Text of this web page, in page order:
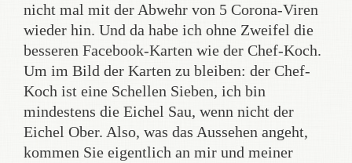
nicht mal mit der Abwehr von 5 Corona-Viren
wieder hin. Und da habe ich ohne Zweifel die
besseren Facebook-Karten wie der Chef-Koch.
Um im Bild der Karten zu bleiben: der Chef-
Koch ist eine Schellen Sieben, ich bin
mindestens die Eichel Sau, wenn nicht der
Eichel Ober. Also, was das Aussehen angeht,
kommen Sie eigentlich an mir und meiner